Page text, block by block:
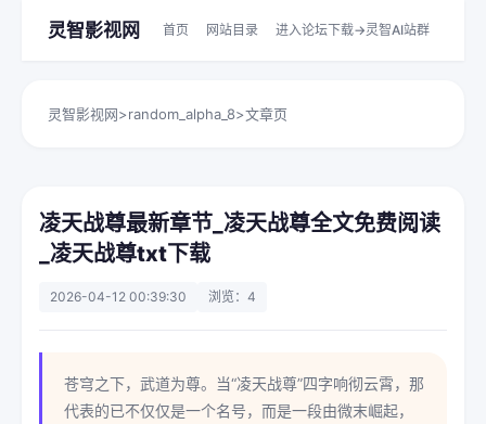
灵智影视网 首页 网站目录 进入论坛下载->灵智AI站群
灵智影视网>random_alpha_8>文章页
凌天战尊最新章节_凌天战尊全文免费阅读
_凌天战尊txt下载
2026-04-12 00:39:30 浏览：4
苍穹之下，武道为尊。当“凌天战尊”四字响彻云霄，那
代表的已不仅仅是一个名号，而是一段由微末崛起，